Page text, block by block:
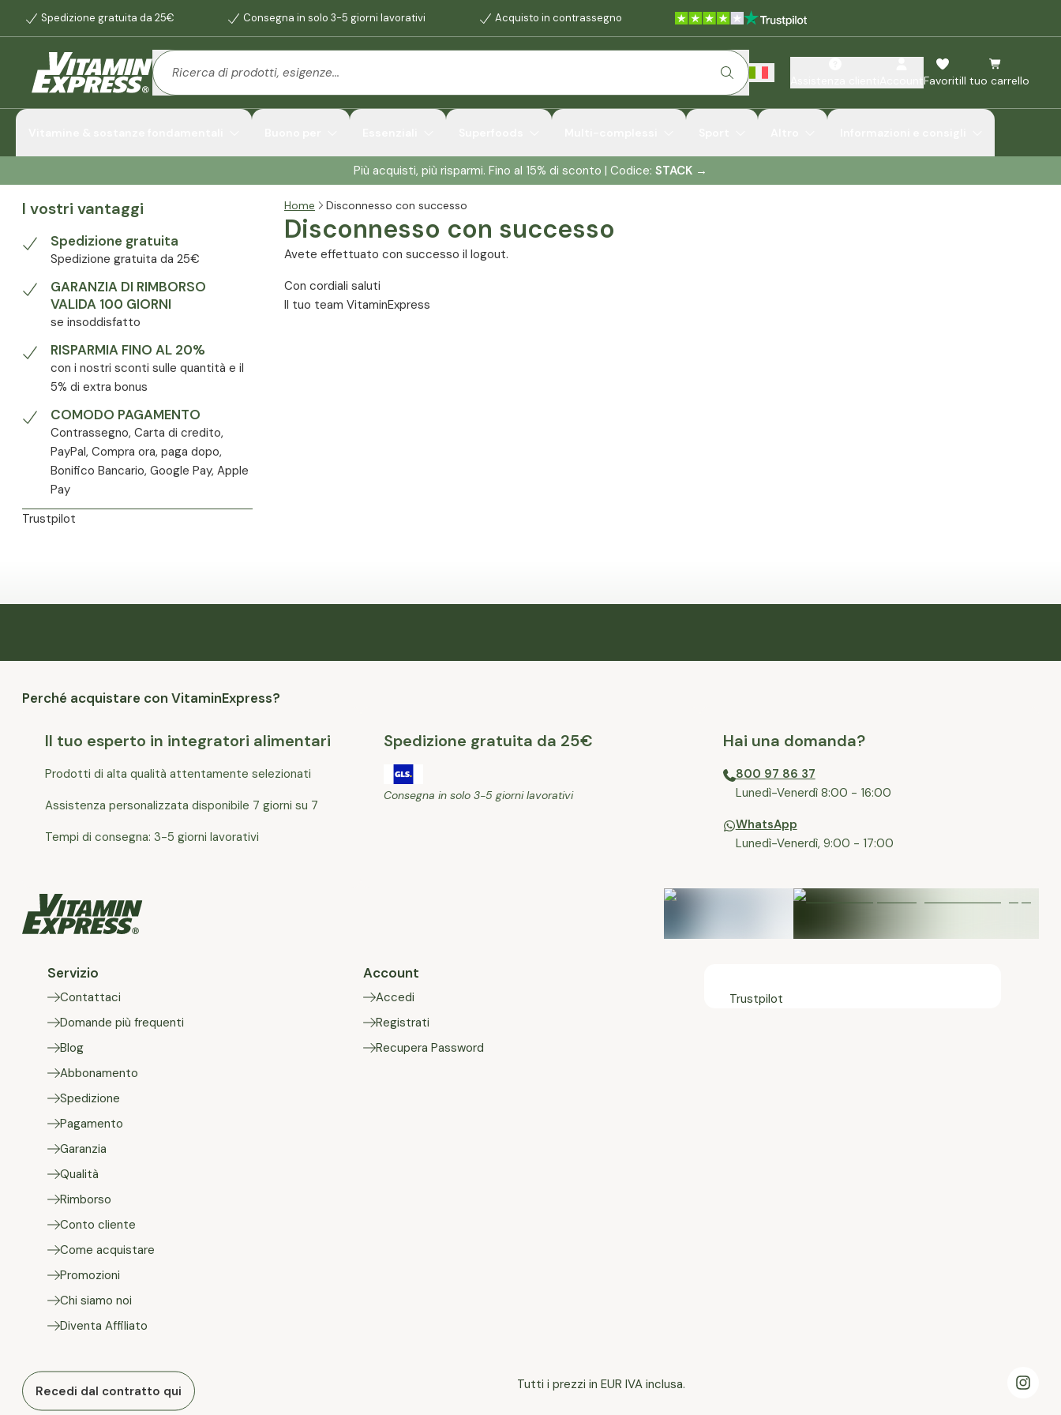
Spedizione gratuita da 25€ Consegna in solo 3-5 giorni lavorativi Acquisto in contrassegno
FavoritiIl tuo carrello
Più acquisti, più risparmi. Fino al 15% di sconto | Codice: STACK →
I vostri vantaggi
Spedizione gratuita
Spedizione gratuita da 25€
GARANZIA DI RIMBORSO
VALIDA 100 GIORNI
se insoddisfatto
RISPARMIA FINO AL 20%
con i nostri sconti sulle quantità e il
5% di extra bonus
COMODO PAGAMENTO
Contrassegno, Carta di credito,
PayPal, Compra ora, paga dopo,
Bonifico Bancario, Google Pay, Apple
Pay
Trustpilot
Home Disconnesso con successo
Disconnesso con successo
Avete effettuato con successo il logout.
Con cordiali saluti
Il tuo team VitaminExpress
Perché acquistare con VitaminExpress?
Il tuo esperto in integratori alimentari
Prodotti di alta qualità attentamente selezionati
Assistenza personalizzata disponibile 7 giorni su 7
Tempi di consegna: 3-5 giorni lavorativi
Spedizione gratuita da 25€
Consegna in solo 3-5 giorni lavorativi
Hai una domanda?
800 97 86 37
⁠Lunedì-Venerdì 8:00 - 16:00
WhatsApp
Lunedì-Venerdì, 9:00 - 17:00
Servizio
Contattaci
Domande più frequenti
Blog
Abbonamento
Spedizione
Pagamento
Garanzia
Qualità
Rimborso
Conto cliente
Come acquistare
Promozioni
Chi siamo noi
Diventa Affiliato
Account
Accedi
Registrati
Recupera Password
Trustpilot
Recedi dal contratto qui Tutti i prezzi in EUR IVA inclusa.